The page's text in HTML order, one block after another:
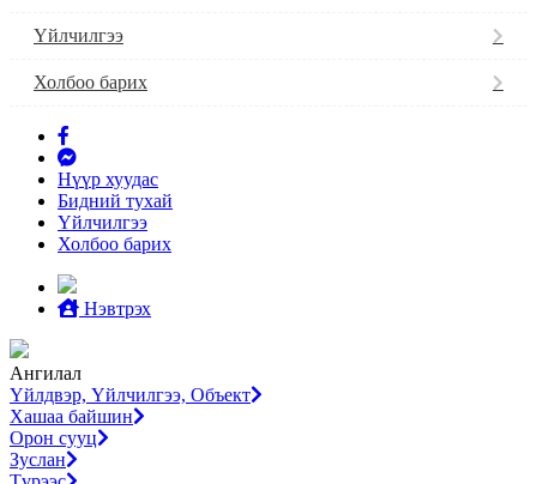
Үйлчилгээ
Холбоо барих
Нүүр хуудас
Бидний тухай
Үйлчилгээ
Холбоо барих
Нэвтрэх
Ангилал
Үйлдвэр, Үйлчилгээ, Объект
Хашаа байшин
Орон сууц
Зуслан